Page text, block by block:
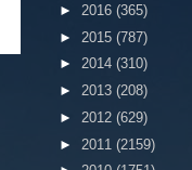
► 2016 (365)
► 2015 (787)
► 2014 (310)
► 2013 (208)
► 2012 (629)
► 2011 (2159)